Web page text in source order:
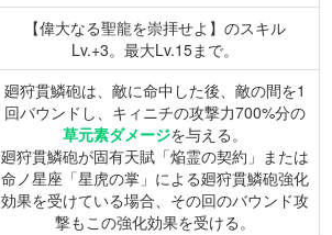
【偉大なる聖龍を崇拝せよ】のスキル
Lv.+3。最大Lv.15まで。
廻狩貫鱗砲は、敵に命中した後、敵の間を1
回バウンドし、キィニチの攻撃力700%分の
草元素ダメージを与える。
廻狩貫鱗砲が固有天賦「焔霊の契約」または
命ノ星座「星虎の掌」による廻狩貫鱗砲強化
効果を受けている場合、その回のバウンド攻
撃もこの強化効果を受ける。